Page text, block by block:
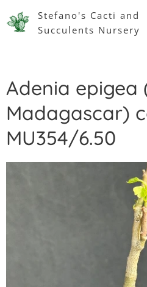
Stefano's Cacti and
Succulents Nursery
Adenia epigea
Madagascar)
MU354/6.50